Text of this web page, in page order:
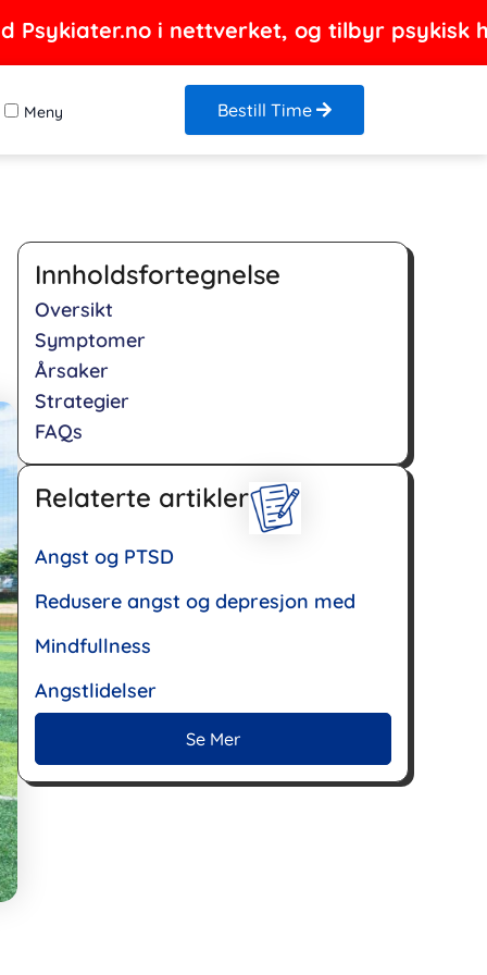
Psykiater.no i nettverket, og tilbyr
Meny Bestill Time
Innholdsfortegnelse
Oversikt
Symptomer
Årsaker
Strategier
FAQs
Relaterte artikler
Angst og PTSD
Redusere angst og depresjon med
Mindfullness
Angstlidelser
Se Mer